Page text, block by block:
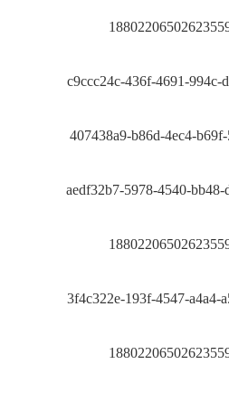
c9ccc24c-436f-4691-994c-
407438a9-b86d-4ec4-
aedf32b7-5978-4540-bb48-
3f4c322e-193f-4547-a4a4-